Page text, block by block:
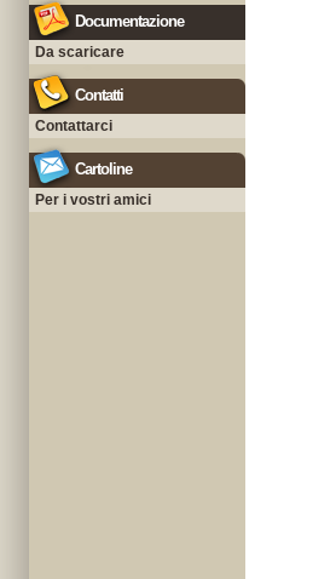
Documentazione
Da scaricare
Contatti
Contattarci
Cartoline
Per i vostri amici